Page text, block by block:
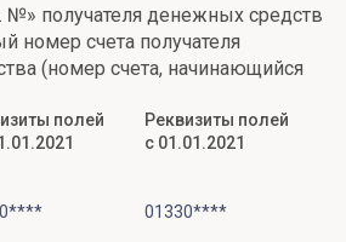
№» получателя денежных средств
номер счета получателя
(номер счета, начинающийся
полей
Реквизиты полей
с 01.01.2021
01330****